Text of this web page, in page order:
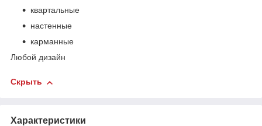
квартальные
настенные
карманные
Любой дизайн
Скрыть
Характеристики